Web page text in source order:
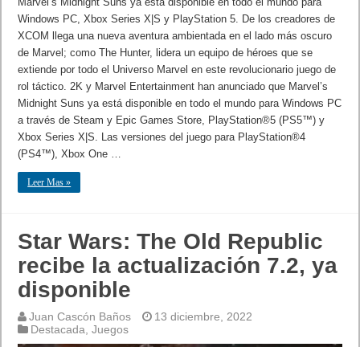
Windows PC, Xbox Series X|S y PlayStation 5. De los creadores de
XCOM llega una nueva aventura ambientada en el lado más oscuro
de Marvel; como The Hunter, lidera un equipo de héroes que se
extiende por todo el Universo Marvel en este revolucionario juego de
rol táctico. 2K y Marvel Entertainment han anunciado que Marvel’s
Midnight Suns ya está disponible en todo el mundo para Windows PC
a través de Steam y Epic Games Store, PlayStation®5 (PS5™) y
Xbox Series X|S. Las versiones del juego para PlayStation®4
(PS4™), Xbox One …
Leer Mas »
Star Wars: The Old Republic
recibe la actualización 7.2, ya
disponible
Juan Cascón Baños
13 diciembre, 2022
Destacada ,Juegos